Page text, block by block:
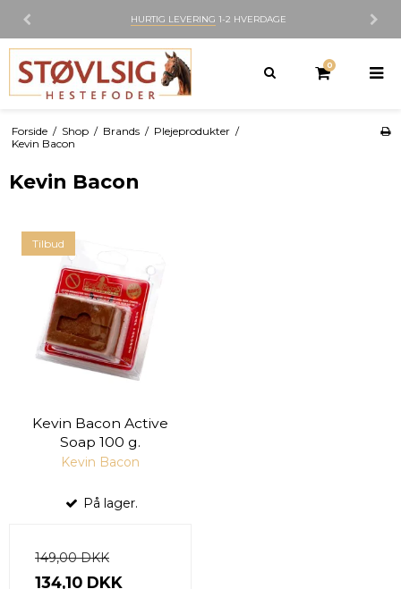
2 HVERDAGE I
0
Forside / Shop / Brands / Plejeprodukter /
Kevin Bacon
Kevin Bacon
Tilbud
Kevin Bacon Active
Soap 100 g.
Kevin Bacon
På lager.
149,00 DKK
134,10 DKK